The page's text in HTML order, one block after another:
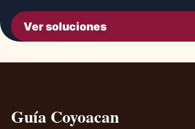
Ver soluciones
Guía Coyoacan